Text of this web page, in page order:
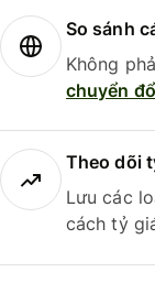
So sánh
Không
chuyển
Theo dõi
Lưu các
cách tỷ